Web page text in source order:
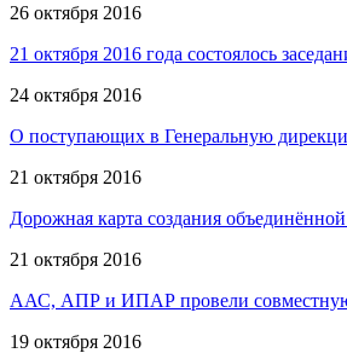
26 октября 2016
21 октября 2016 года состоялось
24 октября 2016
О поступающих в Генеральную
21 октября 2016
Дорожная карта создания
21 октября 2016
ААС, АПР и ИПАР провели совместную
19 октября 2016